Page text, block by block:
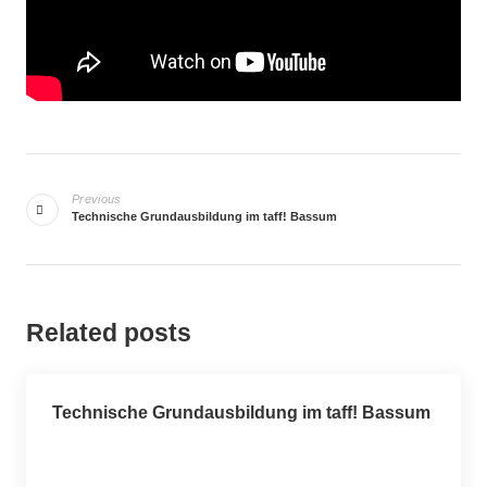
Previous
Technische Grundausbildung im taff! Bassum
Related posts
Technische Grundausbildung im taff! Bassum